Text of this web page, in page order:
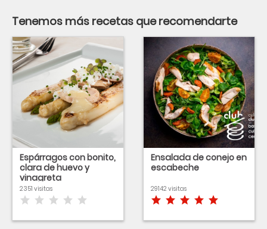
Tenemos más recetas que recomendarte
Espárragos con bonito,
clara de huevo y
vinagreta
2351 visitas
Ensalada de conejo en
escabeche
29142 visitas